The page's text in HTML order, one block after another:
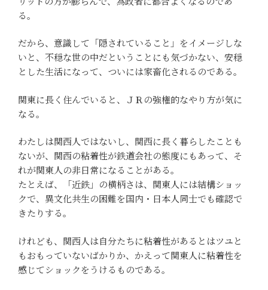
る。
だから、意識して「隠されていること」をイメージしな
いと、不穏な世の中だということにも気づかない、安穏
とした生活になって、ついには家畜化されるのである。
関東に長く住んでいると、ＪＲの強権的なやり方が気に
なる。
わたしは関西人ではないし、関西に長く暮らしたことも
ないが、関西の粘着性が鉄道会社の態度にもあって、そ
れが関東人の非日常になることがある。
たとえば、「近鉄」の横柄さは、関東人には結構ショッ
クで、異文化共生の困難を国内・日本人同士でも確認で
きたりする。
けれども、関西人は自分たちに粘着性があるとはツユと
もおもっていないばかりか、かえって関東人に粘着性を
感じてショックをうけるものである。